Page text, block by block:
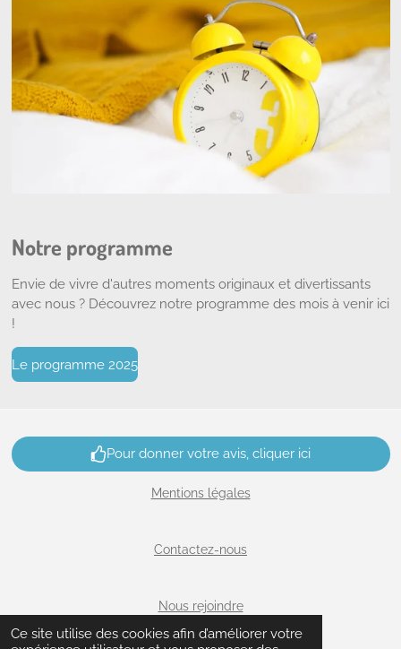
Ce site utilise des cookies afin d’améliorer votre
Notre programme
Envie de vivre d'autres moments originaux et divertissants
avec nous ? Découvrez notre programme des mois à venir ici
!
Le programme 2025
Pour donner votre avis, cliquer ici
Mentions légales
Contactez-nous
Nous rejoindre